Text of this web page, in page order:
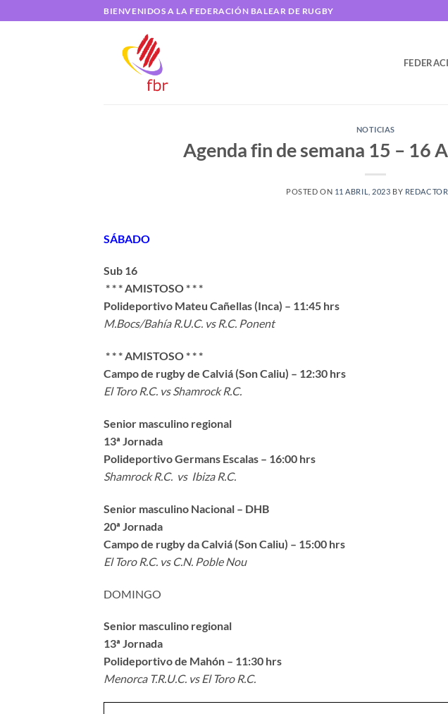
al
BIENVENIDOS A LA FEDERACIÓN BALEAR DE RUGBY
NOTICIAS
Agenda fin de semana 15 – 16
POSTED ON 11 ABRIL, 2023 BY
SÁBADO
Sub 16
* * * AMISTOSO * * *
Polideportivo Mateu Cañellas (Inca) – 11:45 hrs
M.Bocs/Bahía R.U.C. vs R.C. Ponent
* * * AMISTOSO * * *
Campo de rugby de Calviá (Son Caliu) – 12:30 hrs
El Toro R.C. vs Shamrock R.C.
Senior masculino regional
13ª Jornada
Polideportivo Germans Escalas – 16:00 hrs
Shamrock R.C. vs Ibiza R.C.
Senior masculino Nacional – DHB
20ª Jornada
Campo de rugby da Calviá (Son Caliu) – 15:00 hrs
El Toro R.C. vs C.N. Poble Nou
DOMINGO
Senior masculino regional
13ª Jornada
Polideportivo de Mahón – 11:30 hrs
Menorca T.R.U.C. vs El Toro R.C.